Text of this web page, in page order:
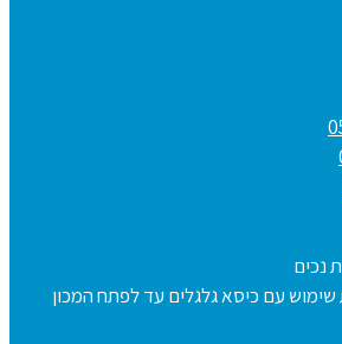
נכים
עם כיסא גלגלים עד לפתח המכון